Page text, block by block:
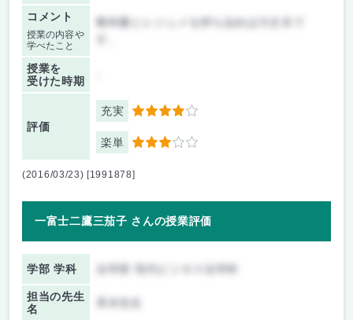
コメント
授業の内容や
学べたこと
教科書とレジュメを持ち込めば大丈夫で
授業を
受けた時期
評価
充実 4
楽単 3
(2016/03/23) [1991878]
一富士二鷹三茄子 さんの授業評価
学部 学科
担当の先生
名